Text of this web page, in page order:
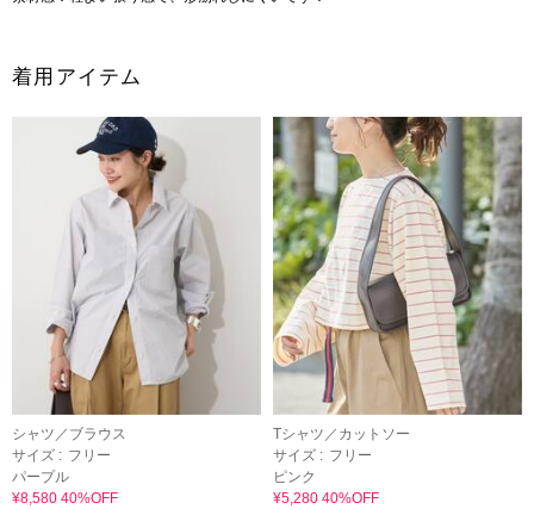
着用アイテム
シャツ／ブラウス
サイズ : フリー
パープル
¥8,580 40%OFF
Tシャツ／カットソー
サイズ : フリー
ピンク
¥5,280 40%OFF